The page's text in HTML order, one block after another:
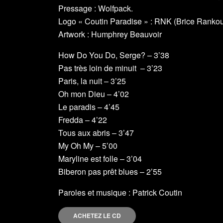
Pressage : Wolfpack.
Logo « Coutin Paradise » : RNK (Brice
Artwork : Humphrey Beauvoir
How Do You Do, Serge? – 3’38
Pas très loin de minuit – 3’23
Paris, la nuit – 3’25
Oh mon Dieu – 4’02
Le paradis – 4’45
Fredda – 4’22
Tous aux abris – 3’47
My Oh My – 5’00
Maryline est folle – 3’04
Biberon pas prêt blues – 2’55
Paroles et musique : Patrick Coutin
ACHETEZ LE CD